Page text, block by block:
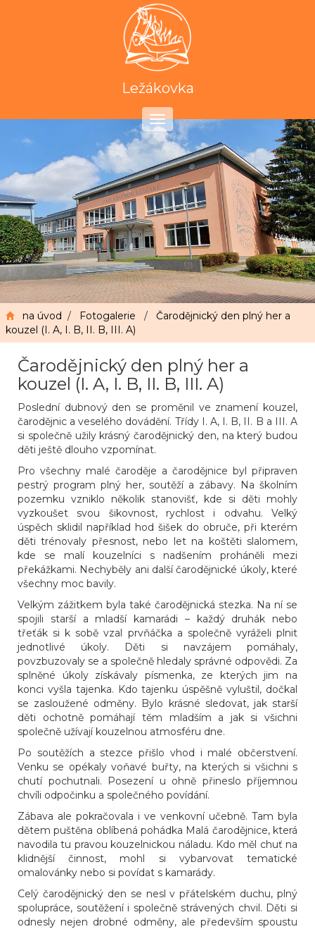
Ležákovka
Toggle
navigation
na úvod / Fotogalerie / Čarodějnický den plný her a
kouzel (I. A, I. B, II. B, III. A)
Čarodějnický den plný her a
kouzel (I. A, I. B, II. B, III. A)
Poslední dubnový den se proměnil ve znamení kouzel,
čarodějnic a veselého dovádění. Třídy I. A, I. B, II. B a III. A
si společně užily krásný čarodějnický den, na který budou
děti ještě dlouho vzpomínat.
Pro všechny malé čaroděje a čarodějnice byl připraven
pestrý program plný her, soutěží a zábavy. Na školním
pozemku vzniklo několik stanovišť, kde si děti mohly
vyzkoušet svou šikovnost, rychlost i odvahu. Velký
úspěch sklidil například hod šišek do obruče, při kterém
děti trénovaly přesnost, nebo let na koštěti slalomem,
kde se malí kouzelníci s nadšením proháněli mezi
překážkami. Nechyběly ani další čarodějnické úkoly, které
všechny moc bavily.
Velkým zážitkem byla také čarodějnická stezka. Na ní se
spojili starší a mladší kamarádi – každý druhák nebo
třeťák si k sobě vzal prvňáčka a společně vyráželi plnit
jednotlivé úkoly. Děti si navzájem pomáhaly,
povzbuzovaly se a společně hledaly správné odpovědi. Za
splněné úkoly získávaly písmenka, ze kterých jim na
konci vyšla tajenka. Kdo tajenku úspěšně vyluštil, dočkal
se zasloužené odměny. Bylo krásné sledovat, jak starší
děti ochotně pomáhají těm mladším a jak si všichni
společně užívají kouzelnou atmosféru dne.
Po soutěžích a stezce přišlo vhod i malé občerstvení.
Venku se opékaly voňavé buřty, na kterých si všichni s
chutí pochutnali. Posezení u ohně přineslo příjemnou
chvíli odpočinku a společného povídání.
Zábava ale pokračovala i ve venkovní učebně. Tam byla
dětem puštěna oblíbená pohádka Malá čarodějnice, která
navodila tu pravou kouzelnickou náladu. Kdo měl chuť na
klidnější činnost, mohl si vybarvovat tematické
omalovánky nebo si povídat s kamarády.
Celý čarodějnický den se nesl v přátelském duchu, plný
spolupráce, soutěžení i společně strávených chvil. Děti si
odnesly nejen drobné odměny, ale především spoustu